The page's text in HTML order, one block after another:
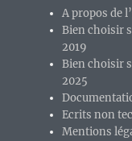
A propos de
Bien choisir
2019
Bien choisir
2025
Ecrits non
Mentions